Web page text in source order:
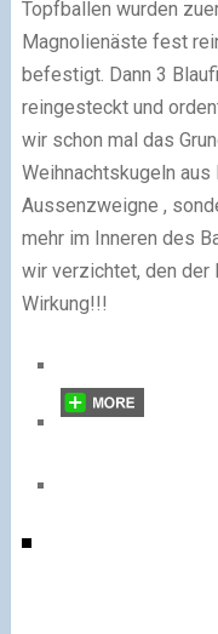
Topfballen wurden
Magnolienäste fest
befestigt. Dann 3
reingesteckt und
wir schon mal das
Weihnachtskugeln
Aussenzweigne ,
mehr im Inneren des
wir verzichtet, den der
Wirkung!!!